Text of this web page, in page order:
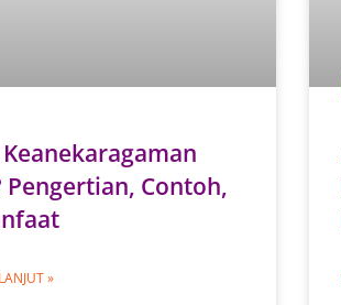
Pengertian, Contoh,
»